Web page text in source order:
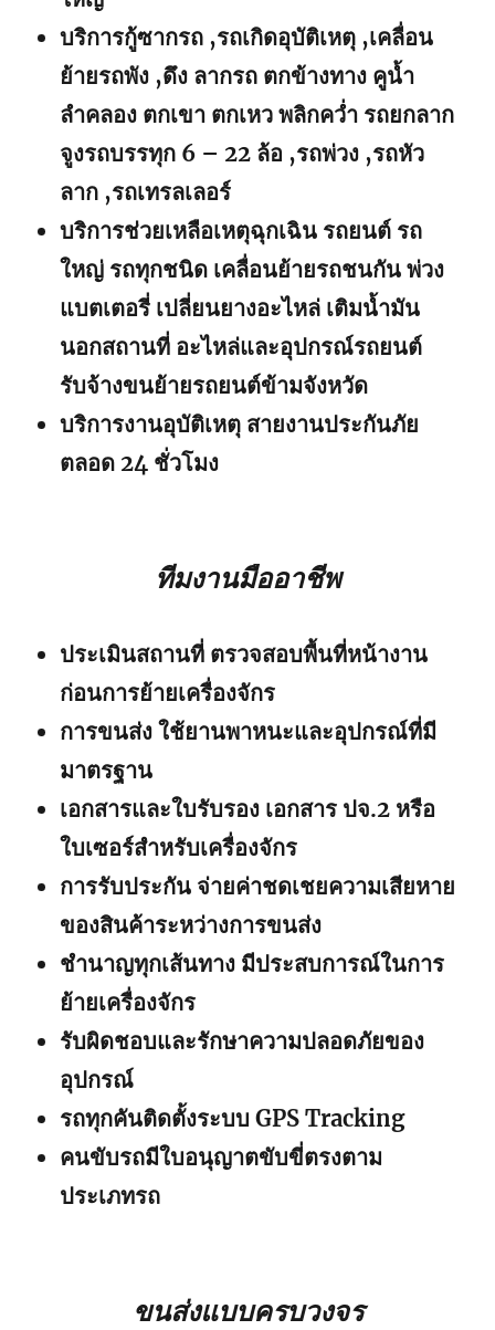
บริการกู้ซากรถ ,รถเกิดอุบัติเหตุ ,เคลื่อน
ย้ายรถพัง ,ดึง ลากรถ ตกข้างทาง คูน้ำ
ลำคลอง ตกเขา ตกเหว พลิกคว่ำ รถยกลาก
จูงรถบรรทุก 6 – 22 ล้อ ,รถพ่วง ,รถหัว
ลาก ,รถเทรลเลอร์
บริการช่วยเหลือเหตุฉุกเฉิน รถยนต์ รถ
ใหญ่ รถทุกชนิด เคลื่อนย้ายรถชนกัน พ่วง
แบตเตอรี่ เปลี่ยนยางอะไหล่ เติมน้ำมัน
นอกสถานที่ อะไหล่และอุปกรณ์รถยนต์
รับจ้างขนย้ายรถยนต์ข้ามจังหวัด
บริการงานอุบัติเหตุ สายงานประกันภัย
ตลอด 24 ชั่วโมง
ทีมงานมืออาชีพ
ประเมินสถานที่ ตรวจสอบพื้นที่หน้างาน
ก่อนการย้ายเครื่องจักร
การขนส่ง ใช้ยานพาหนะและอุปกรณ์ที่มี
มาตรฐาน
เอกสารและใบรับรอง เอกสาร ปจ.2 หรือ
ใบเซอร์สำหรับเครื่องจักร
การรับประกัน จ่ายค่าชดเชยความเสียหาย
ของสินค้าระหว่างการขนส่ง
ชำนาญทุกเส้นทาง มีประสบการณ์ในการ
ย้ายเครื่องจักร
รับผิดชอบและรักษาความปลอดภัยของ
อุปกรณ์
รถทุกคันติดตั้งระบบ GPS Tracking
คนขับรถมีใบอนุญาตขับขี่ตรงตาม
ประเภทรถ
ขนส่งแบบครบวงจร